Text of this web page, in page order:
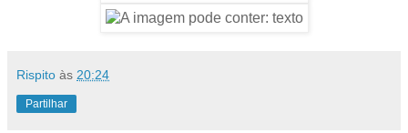
Rispito às 20:24
Partilhar